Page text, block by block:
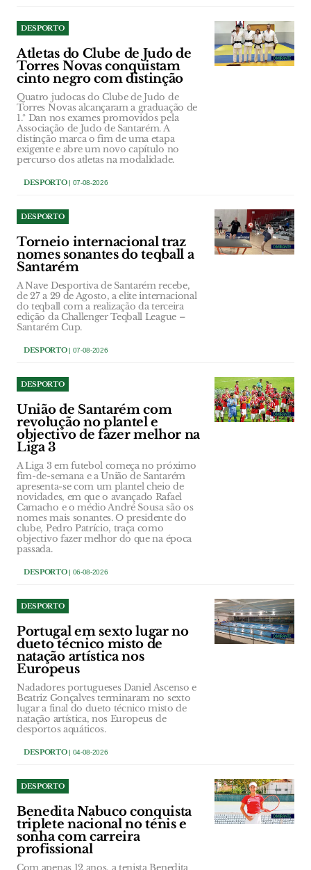
DESPORTO
Atletas do Clube de Judo de
Torres Novas conquistam
cinto negro com distinção
Quatro judocas do Clube de Judo de
Torres Novas alcançaram a graduação de
1.º Dan nos exames promovidos pela
Associação de Judo de Santarém. A
distinção marca o fim de uma etapa
exigente e abre um novo capítulo no
percurso dos atletas na modalidade.
DESPORTO| 07-08-2026
DESPORTO
Torneio internacional traz
nomes sonantes do teqball a
Santarém
A Nave Desportiva de Santarém recebe,
de 27 a 29 de Agosto, a elite internacional
do teqball com a realização da terceira
edição da Challenger Teqball League –
Santarém Cup.
DESPORTO| 07-08-2026
DESPORTO
União de Santarém com
revolução no plantel e
objectivo de fazer melhor na
Liga 3
A Liga 3 em futebol começa no próximo
fim-de-semana e a União de Santarém
apresenta-se com um plantel cheio de
novidades, em que o avançado Rafael
Camacho e o médio André Sousa são os
nomes mais sonantes. O presidente do
clube, Pedro Patrício, traça como
objectivo fazer melhor do que na época
passada.
DESPORTO| 06-08-2026
DESPORTO
Portugal em sexto lugar no
dueto técnico misto de
natação artística nos
Europeus
Nadadores portugueses Daniel Ascenso e
Beatriz Gonçalves terminaram no sexto
lugar a final do dueto técnico misto de
natação artística, nos Europeus de
desportos aquáticos.
DESPORTO| 04-08-2026
DESPORTO
Benedita Nabuco conquista
triplete nacional no ténis e
sonha com carreira
profissional